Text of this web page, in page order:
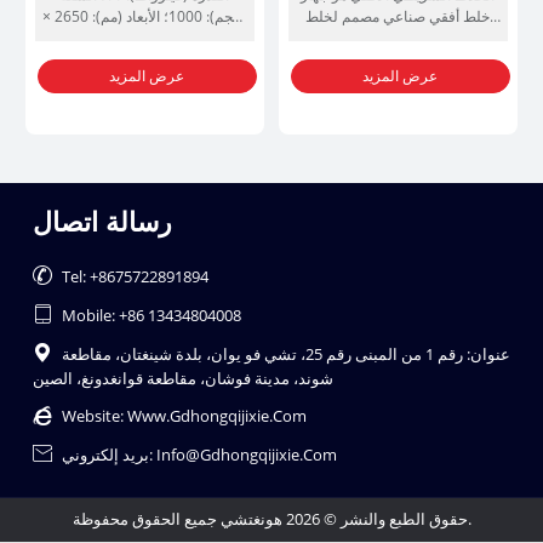
(كجم): 1000؛ الأبعاد (مم): 2650 ×
(كيلوواط): 12
عرض المزيد
خلط أفقي صناعي مصمم لخلط
بما في ذلك المساحيق والحبيبات
عرض المزيد
رسالة اتصال
 Tel: +8675722891894
 Mobile: +86 13434804008

عنوان: رقم 1 من المبنى رقم 25، تشي فو يوان، بلدة شينغتان، مقاطعة
شوند، مدينة فوشان، مقاطعة قوانغدونغ، الصين
 Website:Www.gdhongqijixie.com
 بريد إلكتروني: Info@gdhongqijixie.com
حقوق الطبع والنشر © 2026 هونغتشي جميع الحقوق محفوظة.